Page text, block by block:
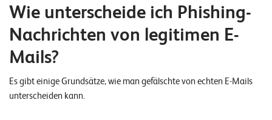
T
o
t
Wie unterscheide ich Phishing-
Nachrichten von legitimen E-
Mails?
Es gibt einige Grundsätze, wie man gefälschte von echten E-Mails
unterscheiden kann.